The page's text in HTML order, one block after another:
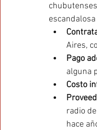
Aires,
Pago
alguna
Costo
radio
hace